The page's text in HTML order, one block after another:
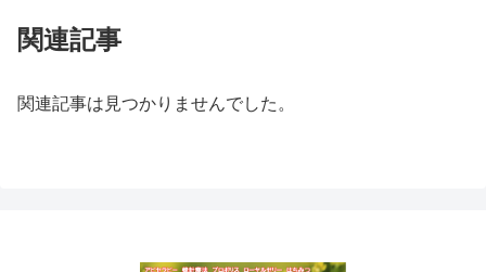
関連記事
関連記事は見つかりませんでした。